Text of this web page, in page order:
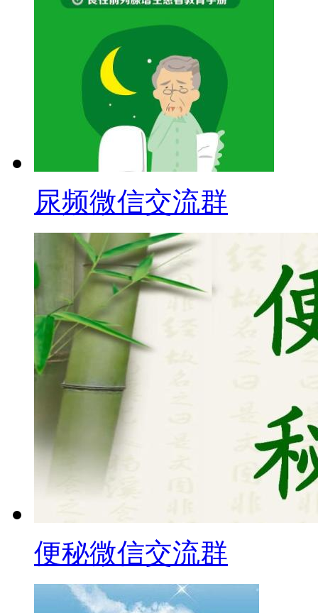
尿频微信交流群
便秘微信交流群